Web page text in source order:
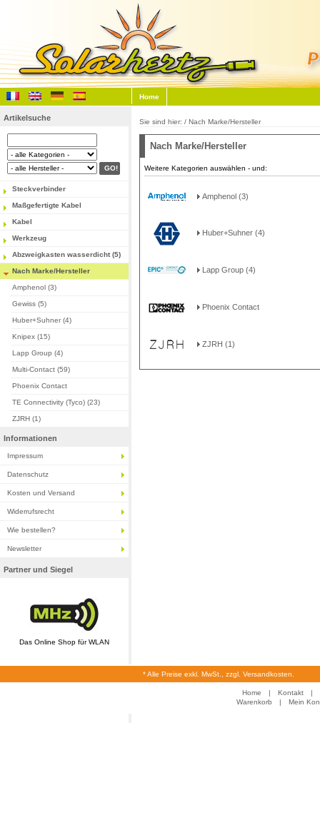
Home
Artikelsuche
Steckverbinder
Maßgefertigte Kabel
Kabel
Werkzeug
Abzweigkasten wasserdicht (5)
Nach Marke/Hersteller
Amphenol (3)
Gewiss (5)
Huber+Suhner (4)
Knipex (15)
Lapp Group (4)
Multi-Contact (59)
Phoenix Contact
TE Connectivity (Tyco) (23)
ZJRH (1)
Informationen
Impressum
Datenschutz
Kosten und Versand
Widerrufsrecht
Wie bestellen?
Newsletter
Partner und Siegel
Das Online Shop für WLAN
Sie sind hier: / Nach Marke/Hersteller
Nach Marke/Hersteller
Weitere Kategorien auswählen - und:
Amphenol (3)
Huber+Suhner (4)
Lapp Group (4)
Phoenix Contact
ZJRH (1)
* Alle Preise exkl. MwSt., zzgl. Versandkosten.
Home | Kontakt
|
Warenkorb
| Mein